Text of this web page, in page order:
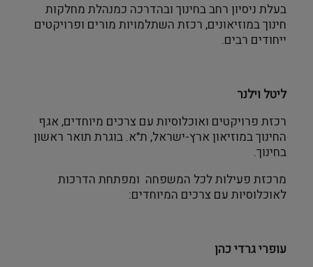
בעלת ניסיון רחב בחינוך ובהדרכה כמנהלת מחלקות
חינוך במוזיאונים, רכזת השתלמויות מורים ופרויקטים
ייחודים רבים.
ליטל וילנר
רכזת פרויקטים ואוכלוסיות עם צרכים מיוחדים, אגף
החינוך במוזיאון ארץ-ישראל, ת"א. בוגרת תואר ראשון
בחינוך.
מרכזת פעילות לכל המשפחה ומפתחת הדרכות
לאוכלוסיות עם צרכים המיוחדים:
עופרי גרדי כהן